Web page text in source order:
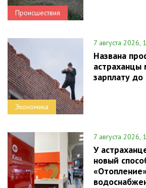
Происшествия
Экономика
7 августа 2026,
Названа
астраханцы
зарплату
7 августа 2026,
У
новый